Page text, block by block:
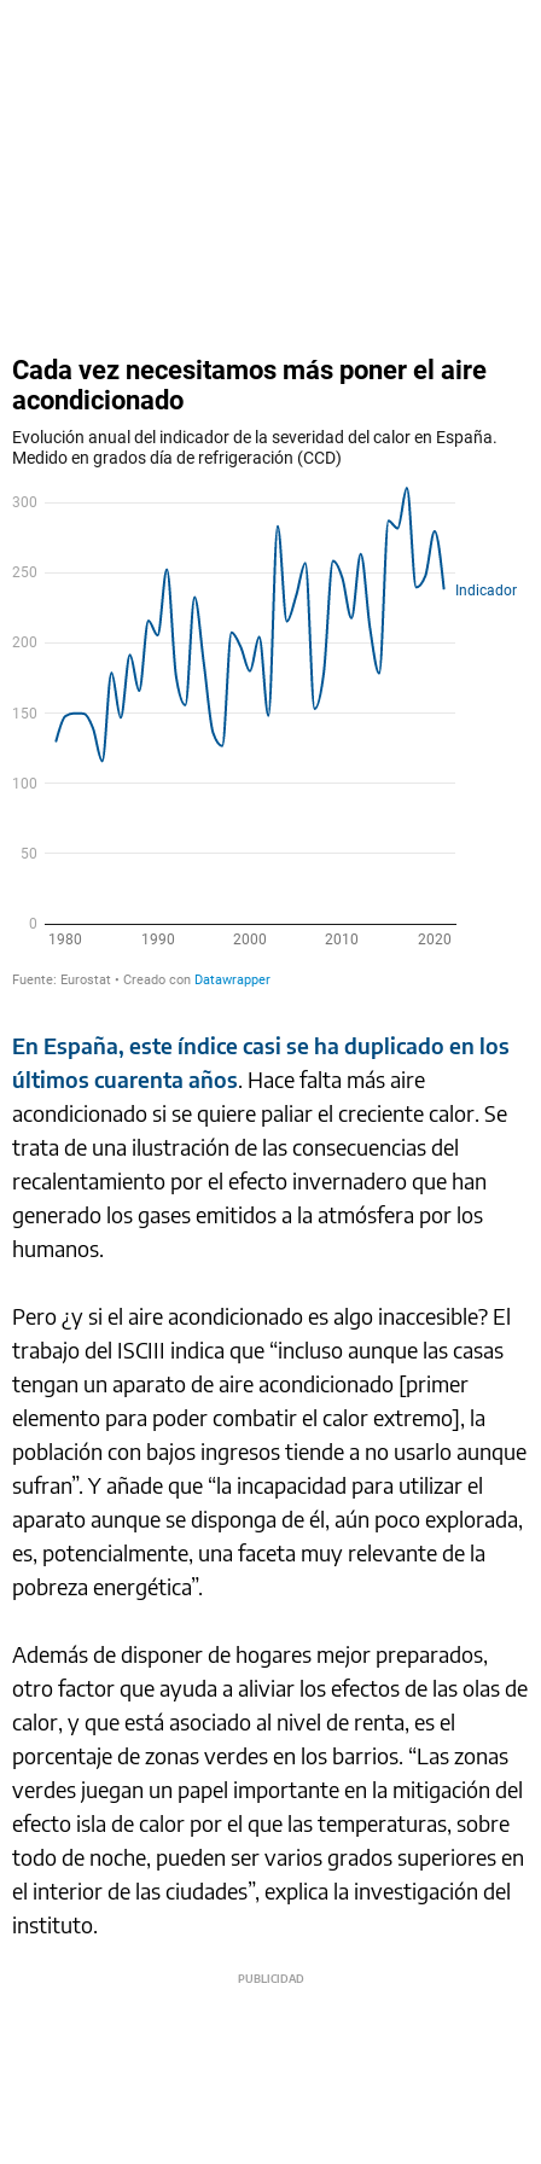
En España, este índice casi se ha duplicado en los
últimos cuarenta años. Hace falta más aire
acondicionado si se quiere paliar el creciente calor. Se
trata de una ilustración de las consecuencias del
recalentamiento por el efecto invernadero que han
generado los gases emitidos a la atmósfera por los
humanos.
Pero ¿y si el aire acondicionado es algo inaccesible? El
trabajo del ISCIII indica que “incluso aunque las casas
tengan un aparato de aire acondicionado [primer
elemento para poder combatir el calor extremo], la
población con bajos ingresos tiende a no usarlo aunque
sufran”. Y añade que “la incapacidad para utilizar el
aparato aunque se disponga de él, aún poco explorada,
es, potencialmente, una faceta muy relevante de la
pobreza energética”.
Además de disponer de hogares mejor preparados,
otro factor que ayuda a aliviar los efectos de las olas de
calor, y que está asociado al nivel de renta, es el
porcentaje de zonas verdes en los barrios. “Las zonas
verdes juegan un papel importante en la mitigación del
efecto isla de calor por el que las temperaturas, sobre
todo de noche, pueden ser varios grados superiores en
el interior de las ciudades”, explica la investigación del
instituto.